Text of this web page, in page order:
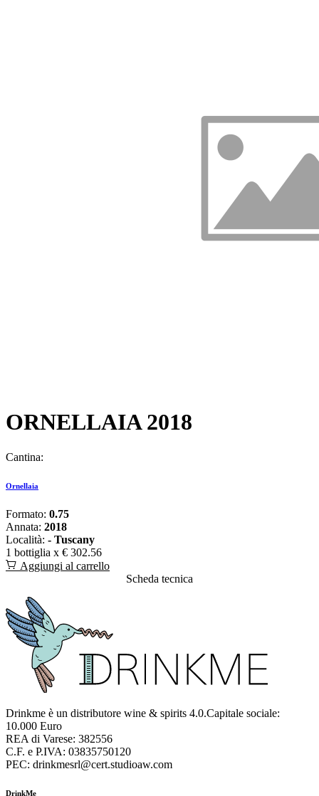
ORNELLAIA 2018
Cantina:
Ornellaia
Formato: 0.75
Annata: 2018
Località: - Tuscany
1 bottiglia x € 302.56
Aggiungi al carrello
Scheda tecnica
Drinkme è un distributore wine & spirits 4.0.Capitale sociale:
10.000 Euro
REA di Varese: 382556
C.F. e P.IVA: 03835750120
PEC: drinkmesrl@cert.studioaw.com
DrinkMe